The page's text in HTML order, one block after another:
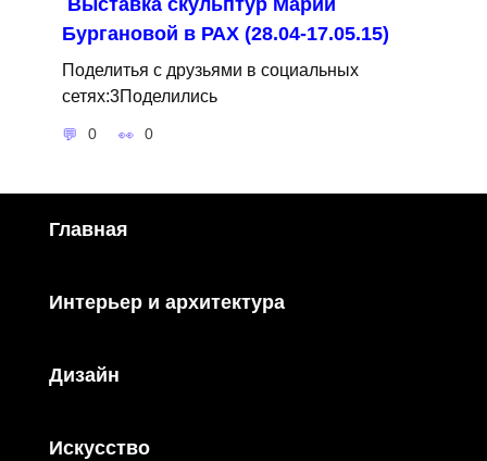
Бургановой в РАХ (28.04-17.05.15)
Поделитья с друзьями в социальных
сетях:3Поделились
0 0
Главная
Интерьер и архитектура
Дизайн
Искусство